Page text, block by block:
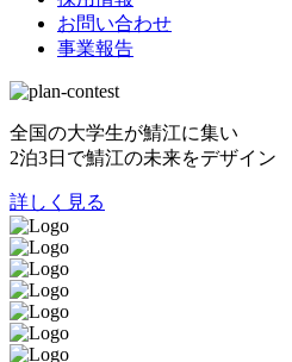
お問い合わせ
事業報告
全国の大学生が鯖江に集い
2泊3日で鯖江の未来をデザイン
詳しく見る